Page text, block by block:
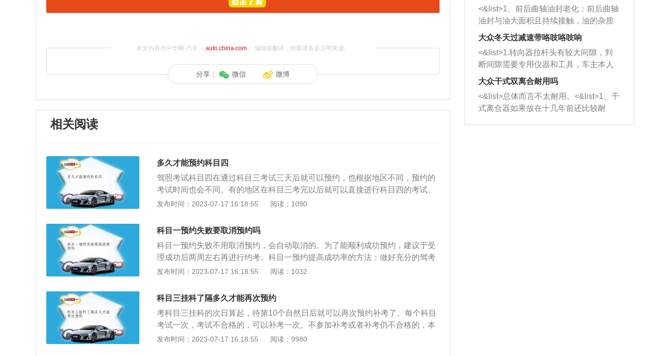
本文内容为中华网·汽车（ auto.china.com）编辑或翻译，转载请务必注明来源。
分享： 微信 微博
相关阅读
多久才能预约科目四
驾照考试科目四在通过科目三考试三天后就可以预约，也根据地区不同，预约的
考试时间也会不同。有的地区在科目三考完以后就可以直接进行科目四的考试。
有的地区却要在7~10天以后才能预约科目四的考试。具体的考试时间要咨询驾校
次，考试不合格的，可以补考一次。不参加补考或者补考仍不合格的，本次考试
终止，申请人应当重新预约考试，但科目二、科目三考试应当在十日后预约。科
目三安全文明驾驶常识考试不合格的，已通过的道路驾驶技能考试成绩有效。科
目四的相关知识：科目四，又称科目四理论考试、驾驶员理论考试，是机动车驾
驶证考核的一部分。科目三考试分为两项内容，除路考外，又增加了安全文明常
都习惯称之为科目四考试。实际在官方说法中没有科目四。
发布时间：2023-07-17 16:18:55 阅读：1090
科目一预约失败要取消预约吗
科目一预约失败不用取消预约，会自动取消的。为了能顺利成功预约，建议于受
理成功后两周左右再进行约考。科目一预约提高成功率的方法：做好充分的驾考
准备后再进行预约，以免未通过考试后再次预约浪费宝贵时间。根据规定，在考
约考试结果；在考试预约计划已约满情况下，考试前5个工作日为考试预约截止
时间，公布预约考试结果；学员只有在预约失败或取消预约后，方可重新预约考
试时间、考场。车辆管理所对符合机动车驾驶证申请条件的，应当受理，并按照
预约日期安排考试。考试顺序按照科目一、科目二、科目三依次进行，前一科目
考试合格后，方准参加后一科目的考试。科目三道路驾驶技能考试合格后，方准
发布时间：2023-07-17 16:18:55 阅读：1032
科目三挂科了隔多久才能再次预约
考科目三挂科的次日算起，待第10个自然日后就可以再次预约补考了。每个科目
考试一次，考试不合格的，可以补考一次。不参加补考或者补考仍不合格的，本
次考试终止，申请人应当重新预约考试，但科目二、科目三考试应当在十日（工
发布时间：2023-07-17 16:18:55 阅读：9980
西取出来。但如果是因为积碳过多引起
的堵塞，就需要将三元催化器泡在草酸
洗剂对堵塞的情况得到解决，将清洗剂
放在燃油箱中，与燃油混合后，车辆启
动时，就可以和汽油一起进入到燃烧
室，最后形成废气排出，就可以让三元
催化器得到清洗，排气管堵塞的情况就
能够得到解决。
一圈半的练习，往右同样也要打相同的
圈数。 <&list>3、最后强调要反复练
习，这样就可以形成肌肉记忆，在真实
驾驶车辆时，不需要记忆也能打好方
向。
<&list>1、前后曲轴油封老化：前后曲轴
油封与油大面积且持续接触，油的杂质
和发动机内持续温度变化使其密封效果
逐渐减弱，导致渗油或漏油。<&list>2、
活塞间隙过大：积碳会使活塞环与缸体
的间隙扩大，导致机油流入燃烧室中，
造成烧机油。<&list>3、机油粘度。使用
机油粘度过小的话，同样会有烧机油现
象，机油粘度过小具有很好的流动性，
大众冬天过减速带咯吱咯吱响
<&list>1.转向器拉杆头有较大间隙，判
断间隙需要专用仪器和工具，车主本人
无法制作，需要将车辆送到修理厂或4s
店；<&list>2.车辆半轴套管防尘罩破
裂，破裂后会出现漏油现象，使半轴磨
损严重，磨损的半轴容易损坏，产生异
响；<&list>3.稳定器的转向胶套和球头
大众干式双离合耐用吗
<&list>总体而言不太耐用。<&list>1、干
式离合器如果放在十几年前还比较耐